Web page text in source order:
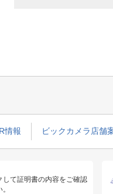
情報 ビックカメラ店舗
して証明書の内容をご確認